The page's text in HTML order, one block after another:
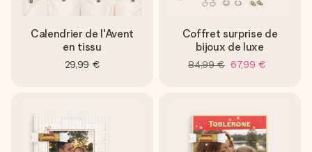
Calendrier de l'Avent
en tissu
29,99 €
Coffret surprise de
bijoux de luxe
84,99 € 67,99 €